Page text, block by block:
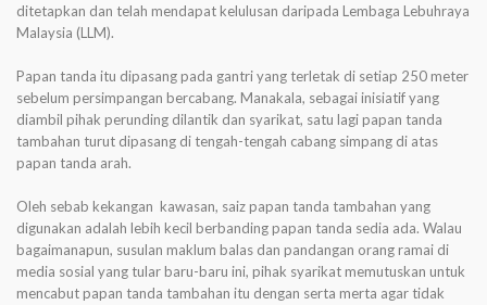
ditetapkan dan telah mendapat kelulusan daripada Lembaga Lebuhraya
Malaysia (LLM).
Papan tanda itu dipasang pada gantri yang terletak di setiap 250 meter
sebelum persimpangan bercabang. Manakala, sebagai inisiatif yang
diambil pihak perunding dilantik dan syarikat, satu lagi papan tanda
tambahan turut dipasang di tengah-tengah cabang simpang di atas
papan tanda arah.
Oleh sebab kekangan kawasan, saiz papan tanda tambahan yang
digunakan adalah lebih kecil berbanding papan tanda sedia ada. Walau
bagaimanapun, susulan maklum balas dan pandangan orang ramai di
media sosial yang tular baru-baru ini, pihak syarikat memutuskan untuk
mencabut papan tanda tambahan itu dengan serta merta agar tidak